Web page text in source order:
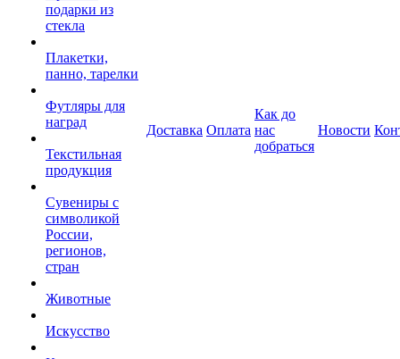
подарки из
стекла
Плакетки,
панно, тарелки
Футляры для
наград
Текстильная
продукция
Сувениры с
символикой
России,
регионов,
стран
Животные
Искусство
Доставка Оплата
Как до
нас
добраться
Новости